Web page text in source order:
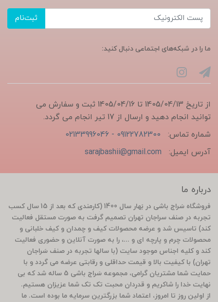
ثبت‌نام
ما را در شبکه‌های اجتماعی دنبال کنید:
از تاریخ 1405/04/13 تا 1405/04/16 ثبت و سفارش می
توانید انجام دهید و ارسال از 17 تیر انجام می گردد.
شماره تماس:
09122782300 - 02133996046
آدرس ایمیل:
sarajbashii@gmail.com
درباره ما
فروشگاه سَراج باشی در بَهار سال 1400 (کارمندی که بعد از 15 سال کسب
تجربه در صنف سراجان تهران تصمیم گرفت به صورت مستقل فعالیت
کند) تاسیس شد و عرضه محصولات کیف و چمدان و کیف خلبانی و
محصولات چرم و پارچه ای و ...، را به صورت آنلاین و حضوری فعالیت
کند و کلیه اجناس موجود سایت (با سالها تجربه در صنف سَراجان
تهران) با کیفیت بالا و قیمت حداقلی و رقابتی عرضه می گردد و با
حمایت شما مشتریان گرامی، مجموعه سَراج باشی 5 ساله شد که بی
نهایت خدا را شاکریم و قدردان محبت تک تک شما عزیزان هستیم.
از اولین روز تا امروز، اعتماد شما بزرگترین سرمایه ما بوده است. ما